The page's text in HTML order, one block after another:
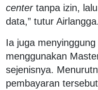
centertanpa izin, lalu
data,” tutur Airlangga.
Ia juga
menggunakan
sejenisnya.
pembayaran